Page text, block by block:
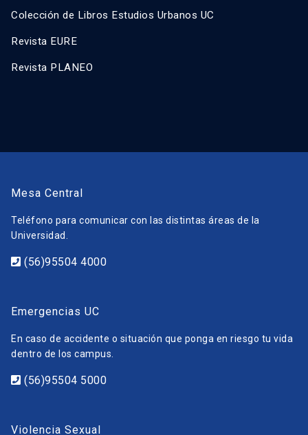
Colección de Libros Estudios Urbanos UC
Revista EURE
Revista PLANEO
Mesa Central
Teléfono para comunicar con las distintas áreas de la
Universidad.
(56)95504 4000
Emergencias UC
En caso de accidente o situación que ponga en riesgo tu vida
dentro de los campus.
(56)95504 5000
Violencia Sexual